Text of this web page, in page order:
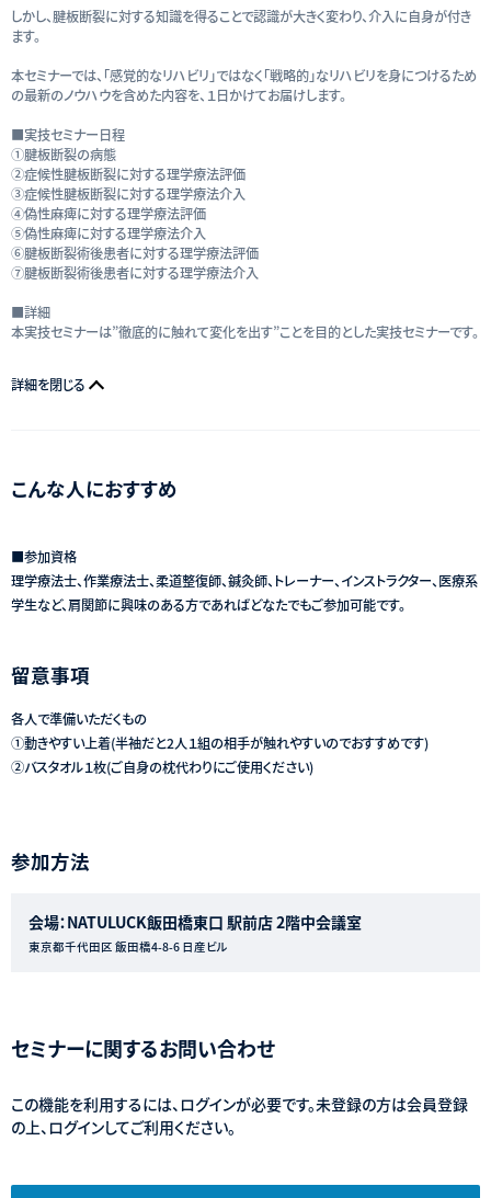
しかし、腱板断裂に対する知識を得ることで認識が大きく変わり、介入に自身が付き
ます。
本セミナーでは、「感覚的なリハビリ」ではなく「戦略的」なリハビリを身につけるため
の最新のノウハウを含めた内容を、１日かけてお届けします。
■実技セミナー日程
➀腱板断裂の病態
②症候性腱板断裂に対する理学療法評価
③症候性腱板断裂に対する理学療法介入
④偽性麻痺に対する理学療法評価
⑤偽性麻痺に対する理学療法介入
⑥腱板断裂術後患者に対する理学療法評価
⑦腱板断裂術後患者に対する理学療法介入
■詳細
本実技セミナーは”徹底的に触れて変化を出す”ことを目的とした実技セミナーです。
詳細を閉じる
こんな人におすすめ
■参加資格
理学療法士、作業療法士、柔道整復師、鍼灸師、トレーナー、インストラクター、医療系
学生など、肩関節に興味のある方であればどなたでもご参加可能です。
留意事項
各人で準備いただくもの
①動きやすい上着(半袖だと2人１組の相手が触れやすいのでおすすめです)
②バスタオル１枚(ご自身の枕代わりにご使用ください)
参加方法
会場：NATULUCK飯田橋東口 駅前店 2階中会議室
東京都千代田区 飯田橋4-8-6 日産ビル
セミナーに関するお問い合わせ
この機能を利用するには、ログインが必要です。未登録の方は会員登録
の上、ログインしてご利用ください。